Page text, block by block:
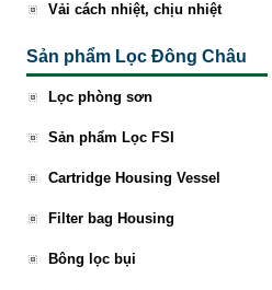
Vải cách nhiệt, chịu nhiệt
Sản phẩm Lọc Đông Châu
Lọc phòng sơn
Sản phẩm Lọc FSI
Cartridge Housing Vessel
Filter bag Housing
Bông lọc bụi